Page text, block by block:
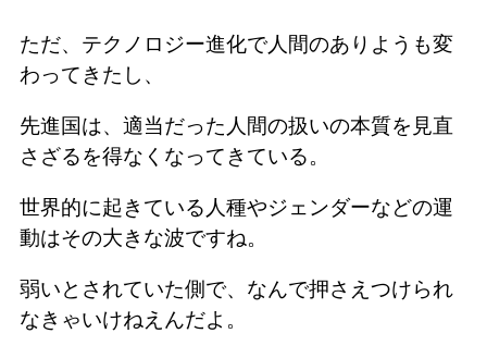
ただ、テクノロジー進化で人間のありようも変
わってきたし、
先進国は、適当だった人間の扱いの本質を見直
さざるを得なくなってきている。
世界的に起きている人種やジェンダーなどの運
動はその大きな波ですね。
弱いとされていた側で、なんで押さえつけられ
なきゃいけねえんだよ。